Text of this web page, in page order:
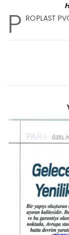
P ROPLAST